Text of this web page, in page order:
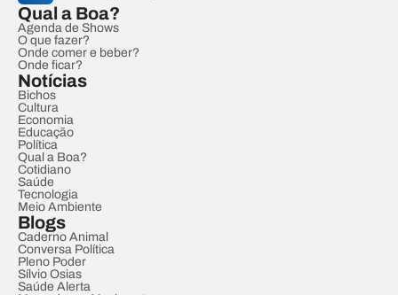
Qual a Boa?
Agenda de Shows
O que fazer?
Onde comer e beber?
Onde ficar?
Notícias
Bichos
Cultura
Economia
Educação
Política
Qual a Boa?
Cotidiano
Saúde
Tecnologia
Meio Ambiente
Blogs
Caderno Animal
Conversa Política
Pleno Poder
Sílvio Osias
Saúde Alerta